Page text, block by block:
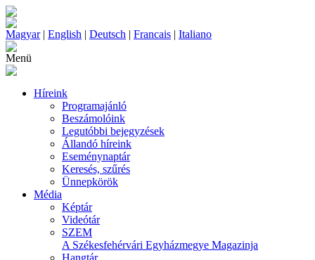
Magyar| English | Deutsch | Francais | Italiano
Menü
Híreink
Programajánló
Beszámolóink
Legutóbbi bejegyzések
Állandó híreink
Eseménynaptár
Keresés, szűrés
Ünnepkörök
Média
Képtár
Videótár
SZEM
A Székesfehérvári Egyházmegye Magazinja
Hangtár